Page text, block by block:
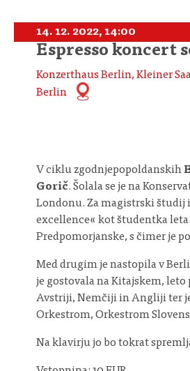
14. 12. 2022, 14:00
Espresso koncert
Konzerthaus Berlin, Kleiner
Berlin
V ciklu zgodnjepopoldanskih
Gorič. Šolala se je na
Londonu. Za magistrski študij
excellence« kot študentka
Predpomorjanske, s čimer je
Med drugim je nastopila v
je gostovala na Kitajskem,
Avstriji, Nemčiji in Angliji ter
Orkestrom, Orkestrom
Na klavirju jo bo tokrat